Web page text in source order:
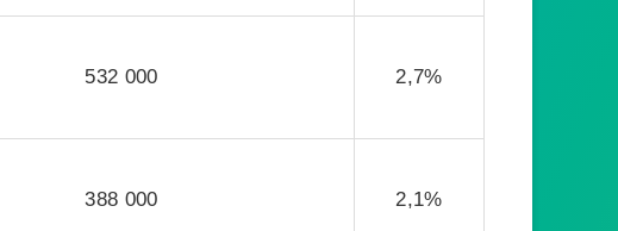
532 000 2,7%
388 000 2,1%